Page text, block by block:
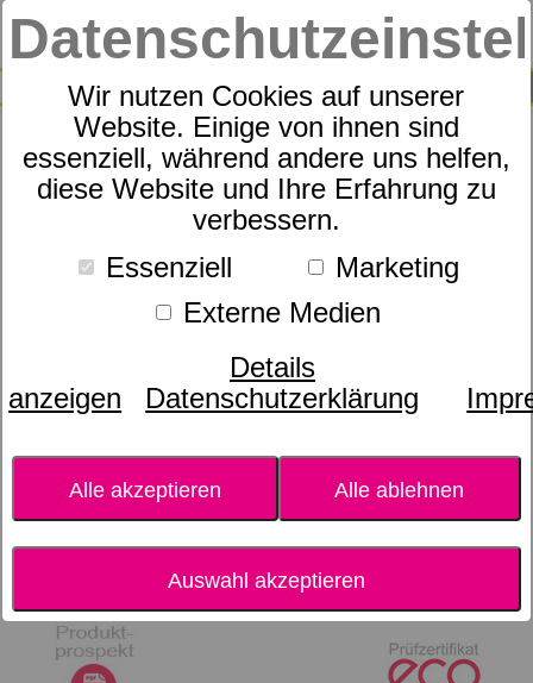
Wir nutzen Cookies auf unserer
Website. Einige von ihnen sind
essenziell, während andere uns helfen,
diese Website und Ihre Erfahrung zu
verbessern.
Essenziell
Marketing
Externe Medien
Details
anzeigen
Datenschutzerklärung
Alle akzeptieren Alle ablehnen
Auswahl akzeptieren
SUCHE
0
Nackenstützkissen
dormabell Cervical NB 2